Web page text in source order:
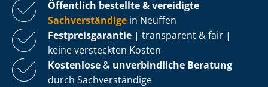
Öffentlich bestellte & vereidigte
Sachverständige in Neuffen
Fest­preis­ga­ran­tie | transparent & fair |
keine versteckten Kosten
Kostenlose & unverbindliche Beratung
durch Sachverständige